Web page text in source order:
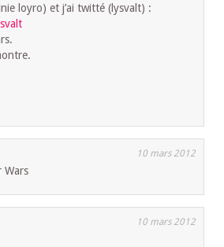
loyro) et j’ai twitté (lysvalt) :
10 mars 2012
10 mars 2012